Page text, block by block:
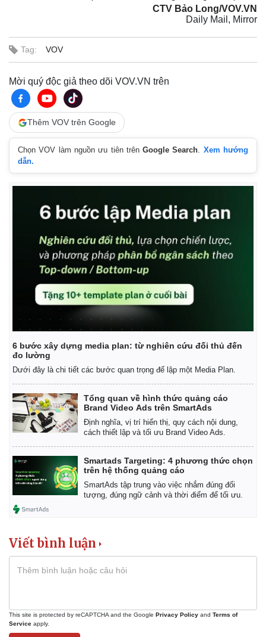
Giá vàng
CTV Bảo Long/VOV.VN
Daily Mail, Mirror
Tag: VOV
Mời quý độc giả theo dõi VOV.VN trên
Thêm VOV trên Google
Chọn VOV làm nguồn ưu tiên trênGoogle Search. Xem hướng
dẫn.
6 bước xây dựng media plan: từ nghiên cứu đối thủ đến
đo lường
Dưới đây là chi tiết các bước quan trọng để lập một Media Plan.
Tổng quan về hình thức quảng cáo
Brand Video Ads trên SmartAds
Định nghĩa, vị trí hiển thị, quy cách nội dung,
cách thiết lập và tối ưu Brand Video Ads.
Smartads Targeting: 4 phương thức chọn
trên hệ thống quảng cáo
SmartAds tập trung vào việc nhắm đúng đối
tượng, đúng ngữ cảnh và thời điểm để tối ưu.
Viết bình luận
This site is protected by reCAPTCHA and the Google Privacy Policy and Terms of
Service apply.